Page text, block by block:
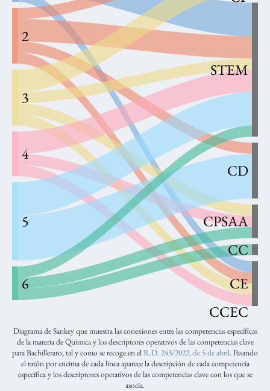
STEM
CD
CPSAA
CC
CE
CCEC
2
3
4
5
6
Diagrama de Sankey que muestra las conexiones entre las competencias específicas
de la materia de Química y los descriptores operativos de las competencias clave
para Bachillerato, tal y como se recoge en elR.D. 243/2022, de 5 de abril. Pasando
el ratón por encima de cada línea aparece la descripción de cada competencia
específica y los descriptores operativos de las competencias clave con los que se
asocia.